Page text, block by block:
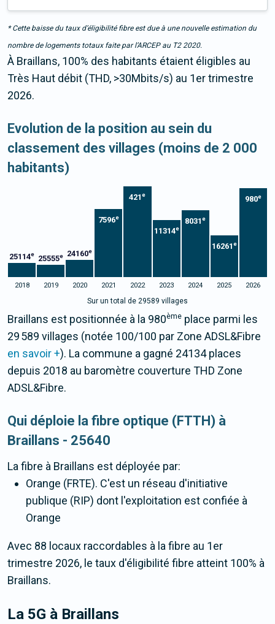
* Cette baisse du taux d’éligibilité fibre est due à une nouvelle estimation du
nombre de logements totaux faite par l’ARCEP au T2 2020.
À Braillans, 100% des habitants étaient éligibles au
Très Haut débit (THD, >30Mbits/s) au 1er trimestre
2026.
Evolution de la position au sein du
classement des villages (moins de 2 000
habitants)
25114e 25555e 24160e
7596e
421e
11314e
8031e
16261 e
980e
2018 2019 2020 2021 2022 2023 2024 2025 2026
Sur un total de 29589 villages
Braillans est positionnée à la 980ème place parmi les
29 589 villages (notée 100/100 par Zone ADSL&Fibre
en savoir +). La commune a gagné 24134 places
depuis 2018 au baromètre couverture THD Zone
ADSL&Fibre.
Qui déploie la fibre optique (FTTH) à
Braillans - 25640
La fibre à Braillans est déployée par:
Orange (FRTE). C'est un réseau d'initiative
publique (RIP) dont l'exploitation est confiée à
Orange
Avec 88 locaux raccordables à la fibre au 1er
trimestre 2026, le taux d'éligibilité fibre atteint 100% à
Braillans.
La 5G à Braillans